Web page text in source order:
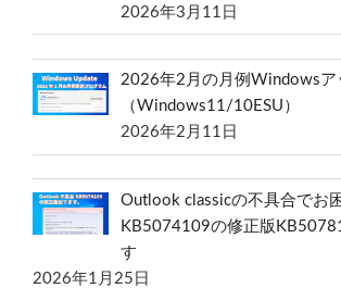
2026年3月11日
2026年2月の月例Windowsア
（Windows11/10ESU）
2026年2月11日
Outlook classicの不具合でお
KB5074109の修正版
す
2026年1月25日